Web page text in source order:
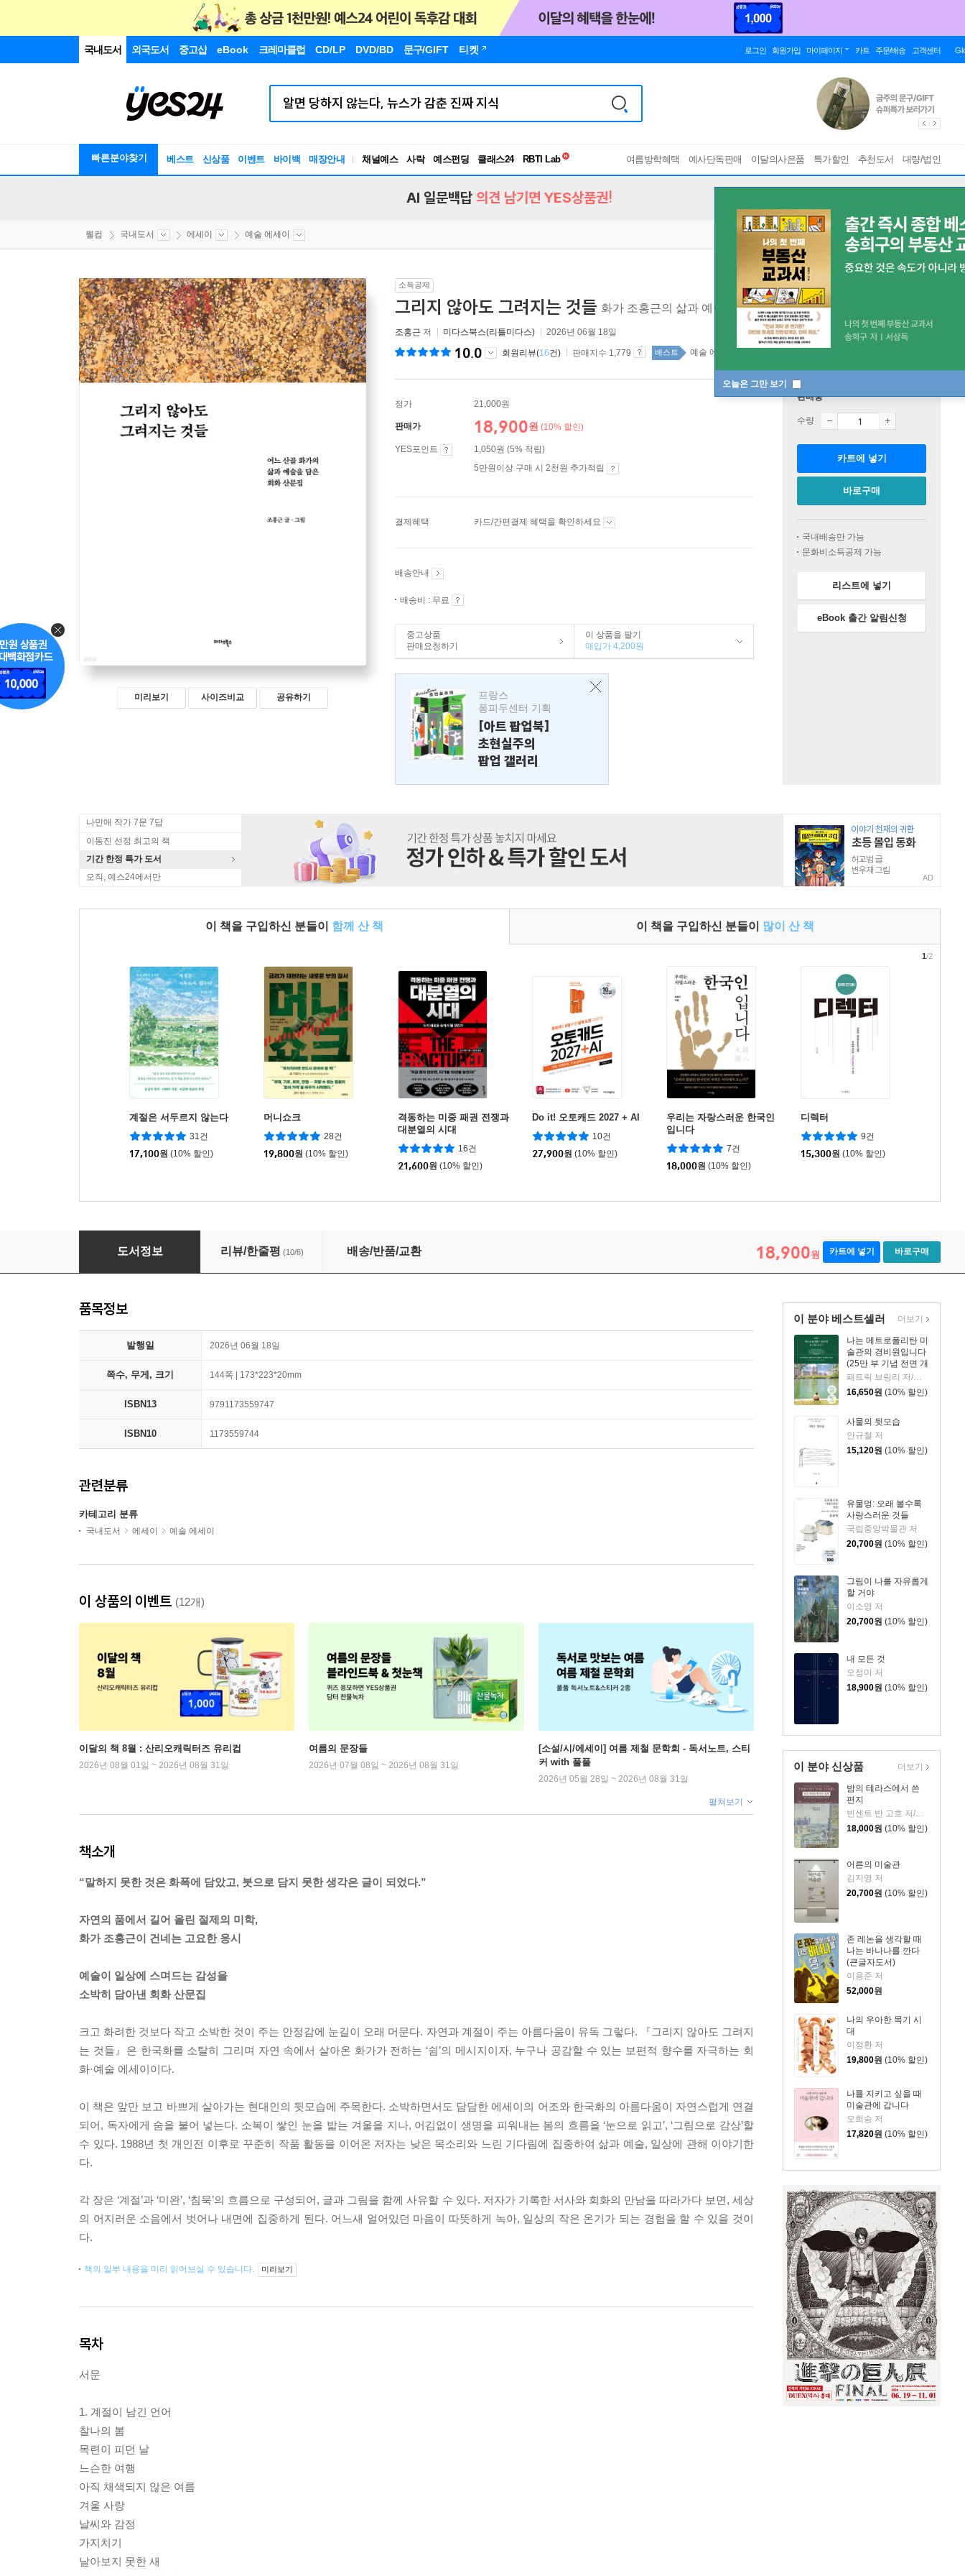
국내도서 외국도서 중고샵 eBook 크레마클럽 CD/LP DVD/BD 문구/GIFT 티켓 로그인 회원가입 마이페이지 카트 주문/배송 고객센터
빠른분야찾기 베스트 신상품 이벤트 바이백 매장안내 채널예스 사락 예스펀딩 클래스24
RBTI Lab
독서유형검사
여름방학혜택 예사단독판매 이달의사은품 특가할인 추천도서 대량/법인
오늘은 그만 보기
AI 일문백답 의견 남기면 YES상품권!
웰컴 국내도서 에세이 예술 에세이
미리보기 사이즈비교 공유하기
소득공제
그리지 않아도 그려지는 것들 화가 조홍근의 삶과 예술을 담은 산문집
조홍근 저 미다스북스(리틀미다스) 2026년 06월 18일
10.0 회원리뷰(16건) 판매지수 1,779 베스트 예술 에세이 42위
정가 21,000원
판매가 18,900원 (10% 할인)
YES포인트
1,050원 (5% 적립)
5만원이상 구매 시 2천원 추가적립
결제혜택 카드/간편결제 혜택을 확인하세요
배송안내
배송비 : 무료
중고상품
판매요청하기
이 상품을 팔기
매입가 4,200원
프랑스
퐁피두센터 기획
[아트 팝업북]
초현실주의
팝업 갤러리
판매중
수량
카트에 넣기
바로구매
국내배송만 가능
문화비소득공제 가능
리스트에 넣기
eBook 출간 알림신청
나민애 작가 7문 7답
이동진 선정 최고의 책
기간 한정 특가 도서
오직, 예스24에서만
AD
이 책을 구입하신 분들이 함께 산 책 이 책을 구입하신 분들이 많이 산 책
계절은 서두르지 않는다
31건
17,100원 (10% 할인)
머니쇼크
28건
19,800원 (10% 할인)
격동하는 미중 패권 전쟁과
대분열의 시대
16건
21,600원 (10% 할인)
Do it! 오토캐드 2027 + AI
10건
27,900원 (10% 할인)
우리는 자랑스러운 한국인
입니다
7건
18,000원 (10% 할인)
디렉터
9건
15,300원 (10% 할인)
1/2
그리지 않아도 그려지는 것들
도서정보 리뷰/한줄평 (10/6) 배송/반품/교환 18,900원 카트에 넣기 바로구매
이 분야 베스트셀러
나는 메트로폴리탄 미
술관의 경비원입니다
(25만 부 기념 전면 개
정판)
패트릭 브링리 저/김희정,조현주 역
16,650원 (10% 할인)
사물의 뒷모습
안규철 저
15,120원 (10% 할인)
유물멍: 오래 볼수록
사랑스러운 것들
국립중앙박물관 저
20,700원 (10% 할인)
그림이 나를 자유롭게
할 거야
이소영 저
20,700원 (10% 할인)
내 모든 것
오정미 저
18,900원 (10% 할인)
더보기
이 분야 신상품
밤의 테라스에서 쓴
편지
빈센트 반 고흐 저/신성림 역
18,000원 (10% 할인)
어른의 미술관
김지영 저
20,700원 (10% 할인)
존 레논을 생각할 때
나는 바나나를 깐다
(큰글자도서)
이용준 저
52,000원
나의 우아한 목기 시
대
이정환 저
19,800원 (10% 할인)
나를 지키고 싶을 때
미술관에 갑니다
오희승 저
17,820원 (10% 할인)
더보기
품목정보
발행일 2026년 06월 18일
쪽수, 무게, 크기 144쪽 | 173*223*20mm
ISBN13 9791173559747
ISBN10 1173559744
관련분류
카테고리 분류
국내도서 에세이 예술 에세이
이 상품의 이벤트 (12개)
이달의 책 8월 : 산리오캐릭터즈 유리컵
2026년 08월 01일 ~ 2026년 08월 31일
여름의 문장들
2026년 07월 08일 ~ 2026년 08월 31일
[소설/시/에세이] 여름 제철 문학회 - 독서노트, 스티
커 with 풀풀
2026년 05월 28일 ~ 2026년 08월 31일
펼쳐보기
책소개
“말하지 못한 것은 화폭에 담았고, 붓으로 담지 못한 생각은 글이 되었다.”
자연의 품에서 길어 올린 절제의 미학,
화가 조홍근이 건네는 고요한 응시
예술이 일상에 스며드는 감성을
소박히 담아낸 회화 산문집
크고 화려한 것보다 작고 소박한 것이 주는 안정감에 눈길이 오래 머문다. 자연과 계절이 주는 아름다움이 유독 그렇다. 『그리지 않아도 그려지
는 것들』은 한국화를 소탈히 그리며 자연 속에서 살아온 화가가 전하는 ‘쉼’의 메시지이자, 누구나 공감할 수 있는 보편적 향수를 자극하는 회
화·예술 에세이이다.
이 책은 앞만 보고 바쁘게 살아가는 현대인의 뒷모습에 주목한다. 소박하면서도 담담한 에세이의 어조와 한국화의 아름다움이 자연스럽게 연결
되어, 독자에게 숨을 불어 넣는다. 소복이 쌓인 눈을 밟는 겨울을 지나, 어김없이 생명을 피워내는 봄의 흐름을 ‘눈으로 읽고’, ‘그림으로 감상’할
수 있다. 1988년 첫 개인전 이후로 꾸준히 작품 활동을 이어온 저자는 낮은 목소리와 느린 기다림에 집중하여 삶과 예술, 일상에 관해 이야기한
다.
각 장은 ‘계절’과 ‘미완’, ‘침묵’의 흐름으로 구성되어, 글과 그림을 함께 사유할 수 있다. 저자가 기록한 서사와 회화의 만남을 따라가다 보면, 세상
의 어지러운 소음에서 벗어나 내면에 집중하게 된다. 어느새 얼어있던 마음이 따뜻하게 녹아, 일상의 작은 온기가 되는 경험을 할 수 있을 것이
다.
책의 일부 내용을 미리 읽어보실 수 있습니다. 미리보기
목차
서문
1. 계절이 남긴 언어
찰나의 봄
목련이 피던 날
느슨한 여행
아직 채색되지 않은 여름
겨울 사랑
날씨와 감정
가지치기
날아보지 못한 새